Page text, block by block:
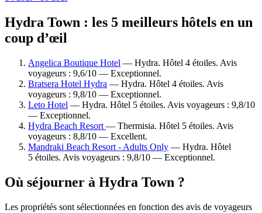
Hydra Town : les 5 meilleurs hôtels en un
coup d’œil
Angelica Boutique Hotel — Hydra. Hôtel 4 étoiles. Avis
voyageurs : 9,6/10 — Exceptionnel.
Bratsera Hotel Hydra — Hydra. Hôtel 4 étoiles. Avis
voyageurs : 9,8/10 — Exceptionnel.
Leto Hotel — Hydra. Hôtel 5 étoiles. Avis voyageurs : 9,8/10
— Exceptionnel.
Hydra Beach Resort — Thermisia. Hôtel 5 étoiles. Avis
voyageurs : 8,8/10 — Excellent.
Mandraki Beach Resort - Adults Only — Hydra. Hôtel
5 étoiles. Avis voyageurs : 9,8/10 — Exceptionnel.
Où séjourner à Hydra Town ?
Les propriétés sont sélectionnées en fonction des avis de voyageurs